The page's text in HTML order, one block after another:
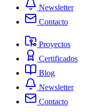
Newsletter
Contacto
Proyectos
Certificados
Blog
Newsletter
Contacto